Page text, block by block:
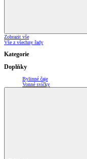
Zobrazit vše
Vše z všechny řady
Kategorie
Doplňky
Bylinné čaje
Vonné svíčky